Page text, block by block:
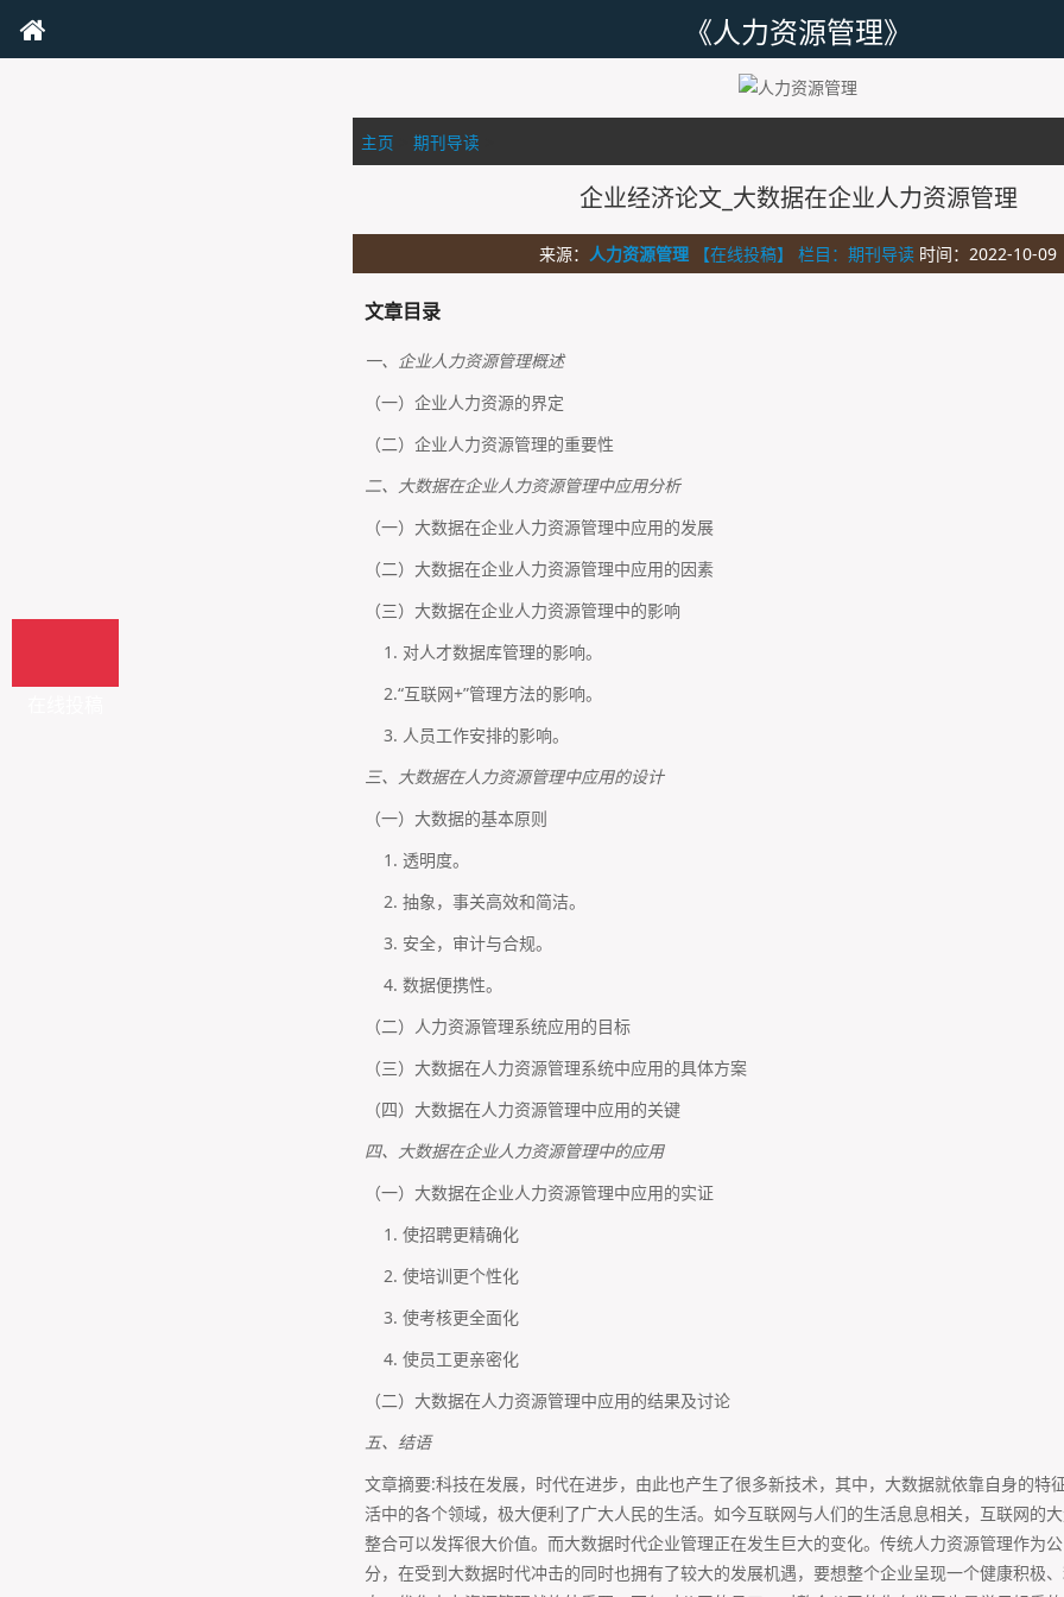
《人力资源管理》
主页 期刊导读
企业经济论文_大数据在企业人力资源管理
来源： 人力资源管理 【在线投稿】 栏目： 期刊导读 时间：2022-10-09
文章目录
一、企业人力资源管理概述
（一）企业人力资源的界定
（二）企业人力资源管理的重要性
二、大数据在企业人力资源管理中应用分析
（一）大数据在企业人力资源管理中应用的发展
（二）大数据在企业人力资源管理中应用的因素
（三）大数据在企业人力资源管理中的影响
1. 对人才数据库管理的影响。
2.“互联网+”管理方法的影响。
3. 人员工作安排的影响。
三、大数据在人力资源管理中应用的设计
（一）大数据的基本原则
1. 透明度。
2. 抽象，事关高效和简洁。
3. 安全，审计与合规。
4. 数据便携性。
（二）人力资源管理系统应用的目标
（三）大数据在人力资源管理系统中应用的具体方案
（四）大数据在人力资源管理中应用的关键
四、大数据在企业人力资源管理中的应用
（一）大数据在企业人力资源管理中应用的实证
1. 使招聘更精确化
2. 使培训更个性化
3. 使考核更全面化
4. 使员工更亲密化
（二）大数据在人力资源管理中应用的结果及讨论
五、结语
文章摘要:科技在发展，时代在进步，由此也产生了很多新技术，其中，大数据就依靠自身的特
活中的各个领域，极大便利了广大人民的生活。如今互联网与人们的生活息息相关，互联网的
整合可以发挥很大价值。而大数据时代企业管理正在发生巨大的变化。传统人力资源管理作为
分，在受到大数据时代冲击的同时也拥有了较大的发展机遇，要想整个企业呈现一个健康积极